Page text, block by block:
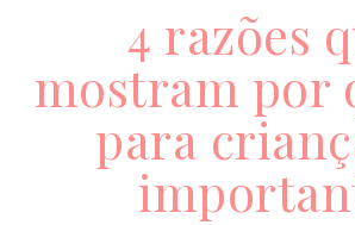
4 razões
mostram por
para